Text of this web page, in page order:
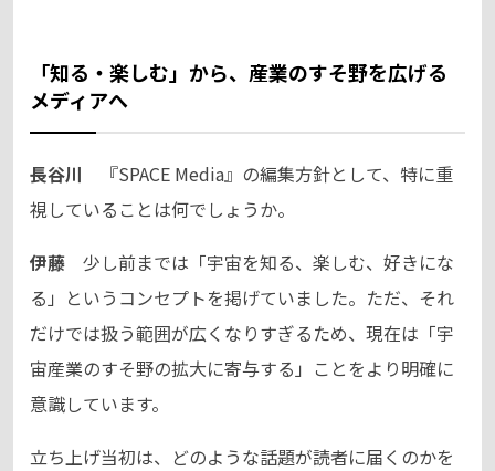
「知る・楽しむ」から、産業のすそ野を広げる
メディアへ
長谷川 『SPACE Media』の編集方針として、特に重
視していることは何でしょうか。
伊藤 少し前までは「宇宙を知る、楽しむ、好きにな
る」というコンセプトを掲げていました。ただ、それ
だけでは扱う範囲が広くなりすぎるため、現在は「宇
宙産業のすそ野の拡大に寄与する」ことをより明確に
意識しています。
立ち上げ当初は、どのような話題が読者に届くのかを